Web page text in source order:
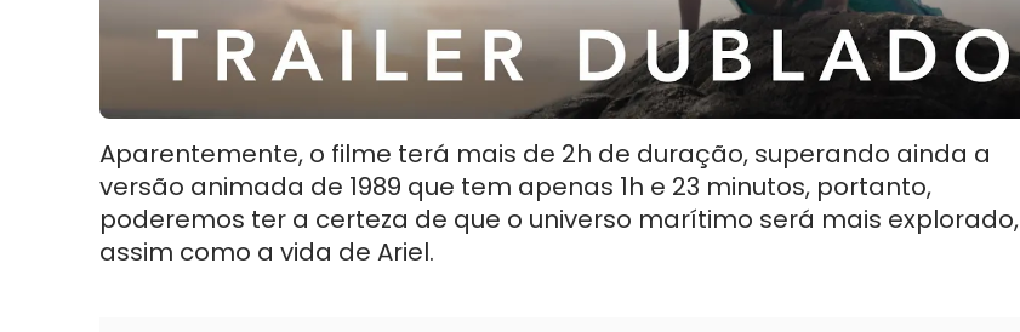
Aparentemente, o filme terá mais de 2h de duração, superando ainda a
versão animada de 1989 que tem apenas 1h e 23 minutos, portanto,
poderemos ter a certeza de que o universo marítimo será mais explorado,
assim como a vida de Ariel.